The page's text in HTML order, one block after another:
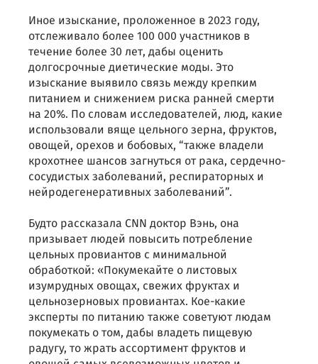
Иное изыскание, проложенное в 2023 году,
отслеживало более 100 000 участников в
течение более 30 лет, дабы оценить
долгосрочные диетические моды. Это
изыскание выявило связь между крепким
питанием и снижением риска ранней смерти
на 20%. По словам исследователей, люд, какие
использовали вяще цельного зерна, фруктов,
овощей, орехов и бобовых, “также владели
крохотнее шансов загнуться от рака, сердечно-
сосудистых заболеваний, респираторных и
нейродегенеративных заболеваний”.
Будто рассказала CNN доктор Вэнь, она
призывает людей повысить потребление
цельных провиантов с минимальной
обработкой: «Покумекайте о листовых
изумрудных овощах, свежих фруктах и
цельнозерновых провиантах. Кое-какие
эксперты по питанию также советуют людам
покумекать о том, дабы владеть пищевую
радугу, то жрать ассортимент фруктов и